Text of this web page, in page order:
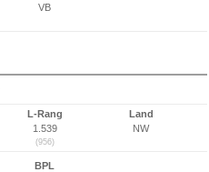
VB
L-Rang
1.539
(956)
Land
NW
BPL